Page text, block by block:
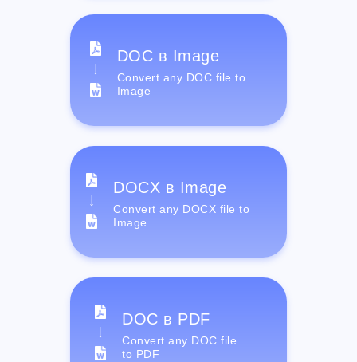
DOC в Image
Convert any DOC file to
Image
DOCX в Image
Convert any DOCX file to
Image
DOC в PDF
Convert any DOC file
to PDF